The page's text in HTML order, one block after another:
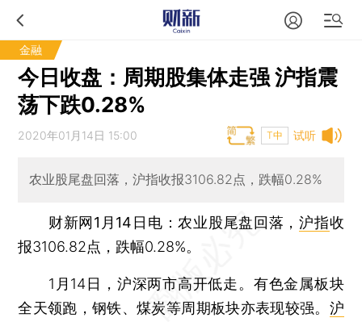
金融
今日收盘：周期股集体走强 沪指震
荡下跌0.28%
试听
2020年01月14日 15:00 T中
农业股尾盘回落，沪指收报3106.82点，跌幅0.28%
财新网1月14日电 ：农业股尾盘回落，沪指收
报3106.82点，跌幅0.28%。
1月14日，沪深两市高开低走。有色金属板块
全天领跑，钢铁、煤炭等周期板块亦表现较强。 沪